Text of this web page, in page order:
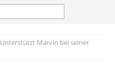
Unterstützt Marvin bei seiner